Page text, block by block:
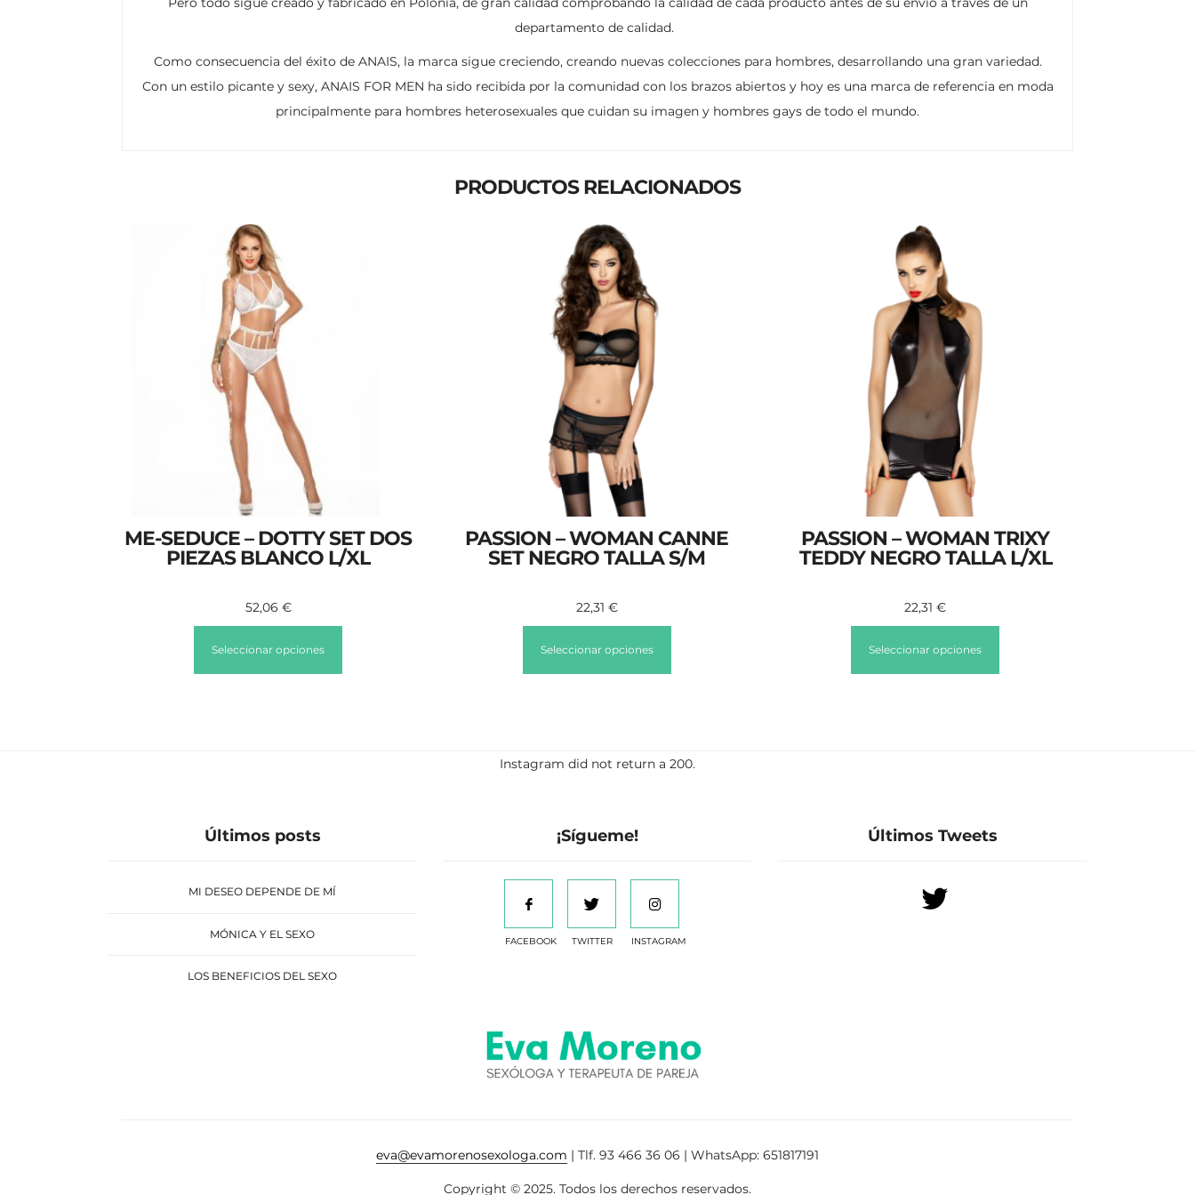
departamento de calidad.
Como consecuencia del éxito de ANAIS, la marca sigue creciendo, creando nuevas colecciones para hombres, desarrollando una gran variedad.
Con un estilo picante y sexy, ANAIS FOR MEN ha sido recibida por la comunidad con los brazos abiertos y hoy es una marca de referencia en moda
principalmente para hombres heterosexuales que cuidan su imagen y hombres gays de todo el mundo.
PRODUCTOS RELACIONADOS
ME-SEDUCE – DOTTY SET DOS
PIEZAS BLANCO L/XL
52,06 €
Seleccionar opciones
PASSION – WOMAN CANNE
SET NEGRO TALLA S/M
22,31 €
Seleccionar opciones
PASSION – WOMAN TRIXY
TEDDY NEGRO TALLA L/XL
22,31€
Seleccionar opciones
Instagram did not return a 200.
Últimos posts
MI DESEO DEPENDE DE MÍ
MÓNICA Y EL SEXO
LOS BENEFICIOS DEL SEXO
¡Sígueme!
FACEBOOK TWITTER INSTAGRAM
Últimos Tweets
eva@evamorenosexologa.com | Tlf. 93 466 36 06 | WhatsApp: 651817191
Copyright © 2025. Todos los derechos reservados.